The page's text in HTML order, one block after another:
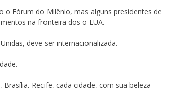
Fórum do Milênio, mas alguns presidentes de
na fronteira dos o EUA.
deve ser internacionalizada.
Recife, cada cidade, com sua beleza